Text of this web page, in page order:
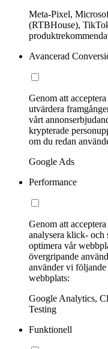
Meta-Pixel,
(RTBHouse),
Avancerad
Genom att
utvärdera
vårt
krypterade
om du redan
Google Ads
Performance
Genom att
analysera klick- och
optimera vår
övergripande
använder vi följande
webbplats:
Google Analytics,
Testing
Funktionell